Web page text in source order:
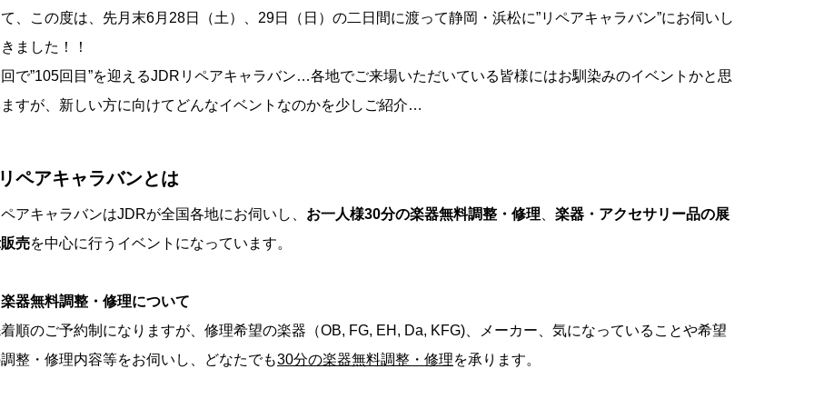
、この度は、先月末6月28日（土）、29日（日）の二日間に渡って静岡・浜松に”リペアキャラバン”にお伺いし
ました！！
で”105回目”を迎えるJDRリペアキャラバン…各地でご来場いただいている皆様にはお馴染みのイベントかと思
すが、新しい方に向けてどんなイベントなのかを少しご紹介…
ペアキャラバンとは
ペアキャラバンはJDRが全国各地にお伺いし、 お一人様30分の楽器無料調整・修理
楽器・アクセサリー品の展
売を中心に行うイベントになっています。
楽器無料調整・修理について
順のご予約制になりますが、修理希望の楽器（OB, FG, EH, Da, KFG)、メーカー、気になっていることや希望
整・修理内容等をお伺いし、どなたでも30分の楽器無料調整・修理を承ります。